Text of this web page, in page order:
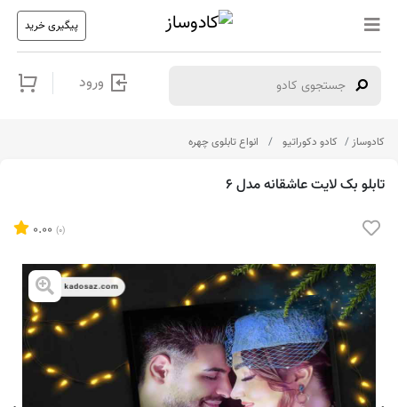
پیگیری خرید
ورود
کادوساز کادو دکوراتیو انواع تابلوی چهره
تابلو بک لایت عاشقانه مدل 6
0.00 (0)